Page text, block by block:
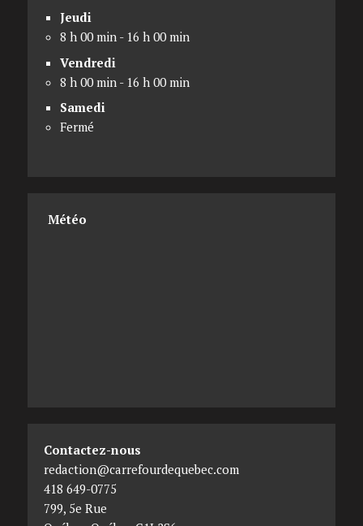
Jeudi
8 h 00 min - 16 h 00 min
Vendredi
8 h 00 min - 16 h 00 min
Samedi
Fermé
Météo
Contactez-nous
redaction@carrefourdequebec.com
418 649-0775
799, 5e Rue